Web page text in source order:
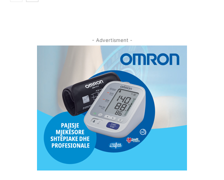
- Advertisment -